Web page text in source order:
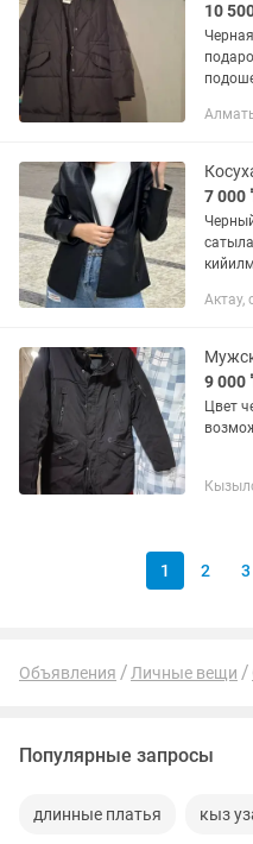
10
7 000
Актау,
9 000
Цвет
1 2 3
Объявления Личные вещи
Популярные запросы
длинные платья кыз